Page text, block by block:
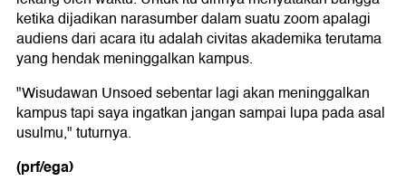
ketika dijadikan narasumber dalam suatu zoom apalagi
audiens dari acara itu adalah civitas akademika terutama
yang hendak meninggalkan kampus.
"Wisudawan Unsoed sebentar lagi akan meninggalkan
kampus tapi saya ingatkan jangan sampai lupa pada asal
usulmu," tuturnya.
(prf/ega)